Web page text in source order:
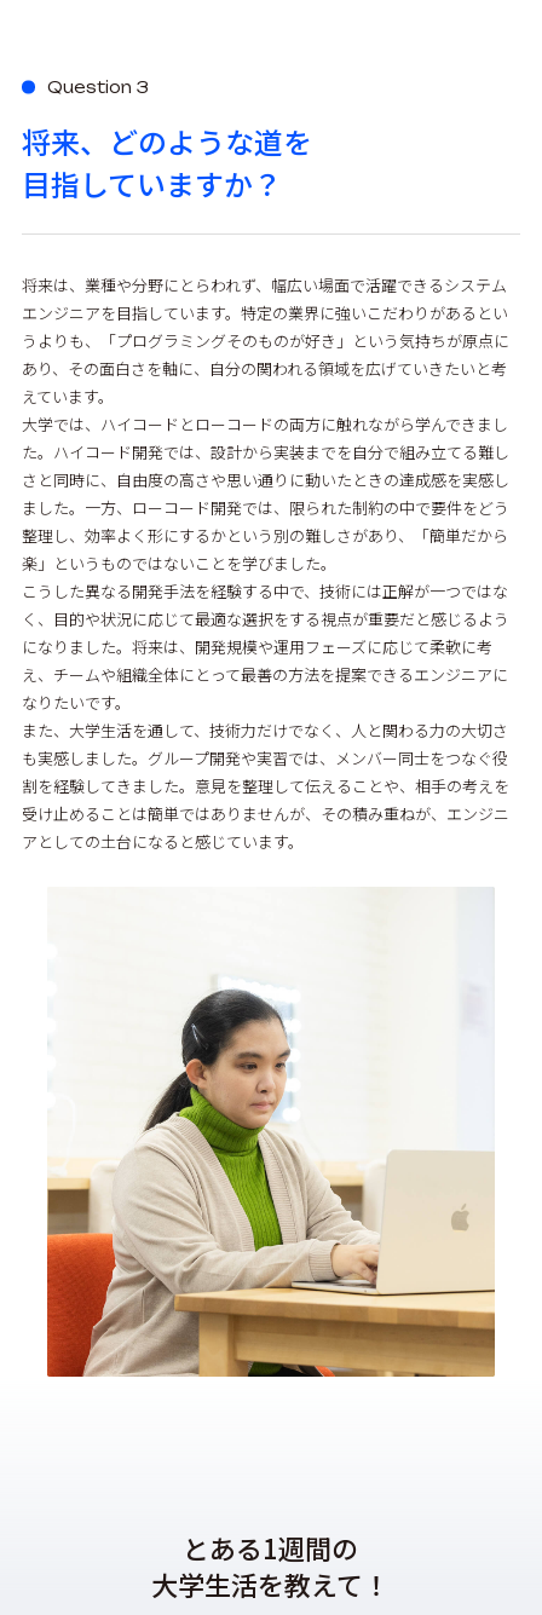
Question 3
将来、どのような道を
目指していますか？
将来は、業種や分野にとらわれず、幅広い場面で活躍できるシステム
エンジニアを目指しています。特定の業界に強いこだわりがあるとい
うよりも、「プログラミングそのものが好き」という気持ちが原点に
あり、その面白さを軸に、自分の関われる領域を広げていきたいと考
えています。
大学では、ハイコードとローコードの両方に触れながら学んできまし
た。ハイコード開発では、設計から実装までを自分で組み立てる難し
さと同時に、自由度の高さや思い通りに動いたときの達成感を実感し
ました。一方、ローコード開発では、限られた制約の中で要件をどう
整理し、効率よく形にするかという別の難しさがあり、「簡単だから
楽」というものではないことを学びました。
こうした異なる開発手法を経験する中で、技術には正解が一つではな
く、目的や状況に応じて最適な選択をする視点が重要だと感じるよう
になりました。将来は、開発規模や運用フェーズに応じて柔軟に考
え、チームや組織全体にとって最善の方法を提案できるエンジニアに
なりたいです。
また、大学生活を通して、技術力だけでなく、人と関わる力の大切さ
も実感しました。グループ開発や実習では、メンバー同士をつなぐ役
割を経験してきました。意見を整理して伝えることや、相手の考えを
受け止めることは簡単ではありませんが、その積み重ねが、エンジニ
アとしての土台になると感じています。
とある1週間の
大学生活を教えて！